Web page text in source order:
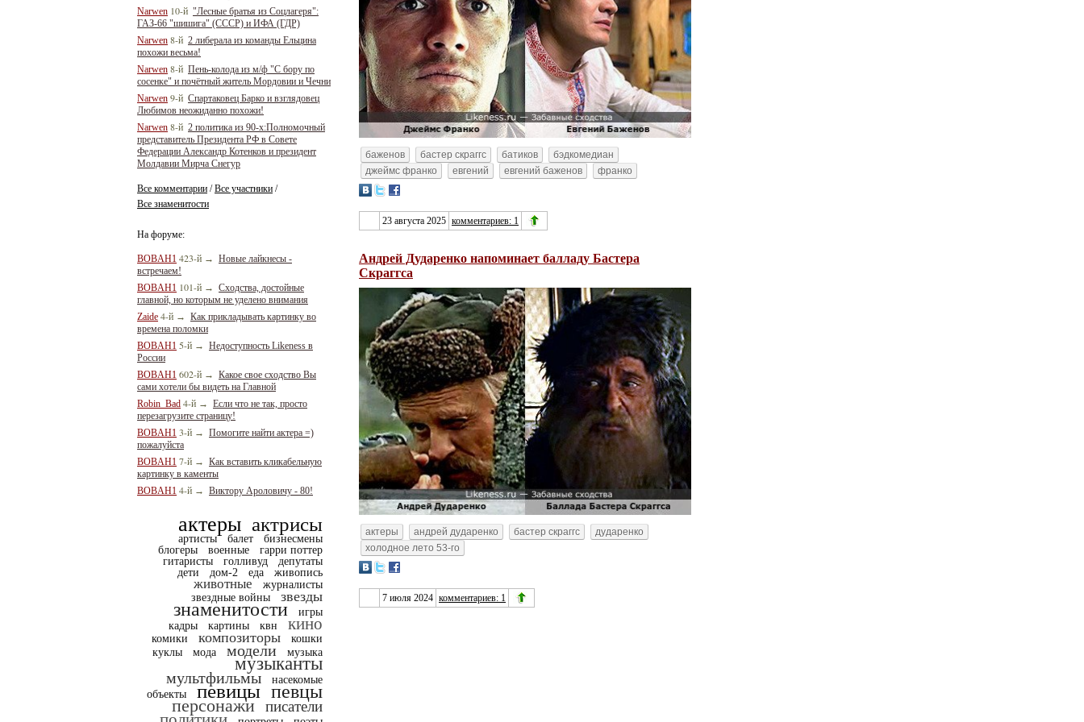
Narwen 10-й "Лесные братья из Соцлагеря":
ГАЗ-66 "шишига" (СССР) и ИФА (ГДР)
Narwen 8-й 2 либерала из команды Ельцина
похожи весьма!
Narwen 8-й Пень-колода из м/ф "С бору по
сосенке" и почётный житель Мордовии и Чечни
Narwen 9-й Спартаковец Барко и взглядовец
Любимов неожиданно похожи!
Narwen 8-й 2 политика из 90-х:Полномочный
представитель Президента РФ в Совете
Федерации Александр Котенков и президент
Молдавии Мирча Снегур
Все комментарии /Все участники /
Все знаменитости
На форуме:
BOBAH1 423-й → Новые лайкнесы -
встречаем!
BOBAH1 101-й → Сходства, достойные
главной, но которым не уделено внимания
Zaide 4-й → Как прикладывать картинку во
времена поломки
BOBAH1 5-й → Недоступность Likeness в
России
BOBAH1 602-й → Какое свое сходство Вы
сами хотели бы видеть на Главной
Robin_Bad 4-й → Если что не так, просто
перезагрузите страницу!
BOBAH1 3-й → Помогите найти актера =)
пожалуйста
BOBAH1 7-й → Как вставить кликабельную
картинку в каменты
BOBAH1 4-й → Виктору Ароловичу - 80!
актеры актрисы
артисты балет
бизнесмены
блогеры
военные
гарри поттер
гитаристы
голливуд
депутаты
дети
дом-2 еда живопись
животные
журналисты
звездные войны
звезды
знаменитости
игры
кадры
картины квн кино
комики композиторы
кошки
куклы
мода модели музыка
музыканты
мультфильмы
насекомые
объекты
певицы певцы
персонажи писатели
баженов бастер скраггс батиков
бэдкомедиан
джеймс франко
евгений евгений баженов франко
23 августа 2025 комментариев: 1
Андрей Дударенко напоминает балладу Бастера
Скраггса
актеры андрей дударенко бастер скраггс
дударенко
холодное лето 53-го
7 июля 2024 комментариев: 1